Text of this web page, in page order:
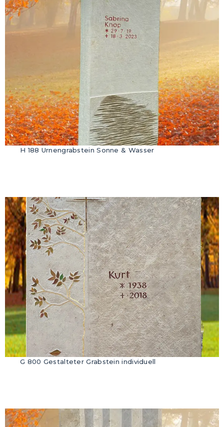
H 188 Urnengrabstein Sonne & Wasser
G 800 Gestalteter Grabstein individuell